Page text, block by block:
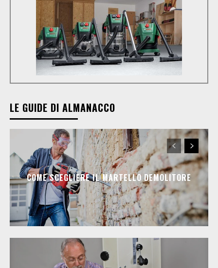
LE GUIDE DI ALMANACCO
COME SCEGLIERE IL MARTELLO DEMOLITORE